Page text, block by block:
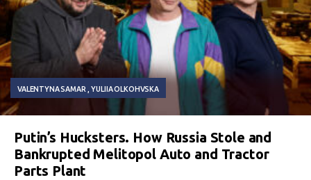
VALENTYNA SAMAR YULIIA OLKOHVSKA
Putin’s Hucksters. How Russia Stole and
Bankrupted Melitopol Auto and Tractor
Parts Plant